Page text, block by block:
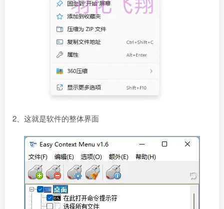
2、这就是软件的整体界面